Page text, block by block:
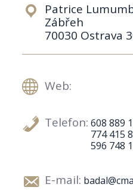
Patrice
Zábřeh
70030 Ostrava
Web:
Telefon: 608 889
774 415
596 748
E-mail: